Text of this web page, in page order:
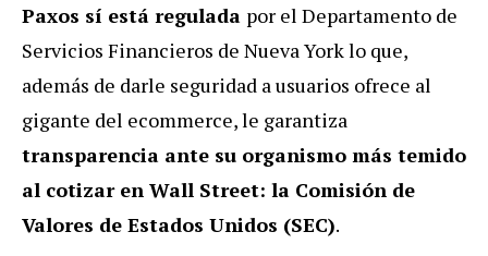
Paxos sí está regulada por el Departamento de
Servicios Financieros de Nueva York lo que,
además de darle seguridad a usuarios ofrece al
gigante del ecommerce, le garantiza
transparencia ante su organismo más temido
al cotizar en Wall Street: la Comisión de
Valores de Estados Unidos (SEC).